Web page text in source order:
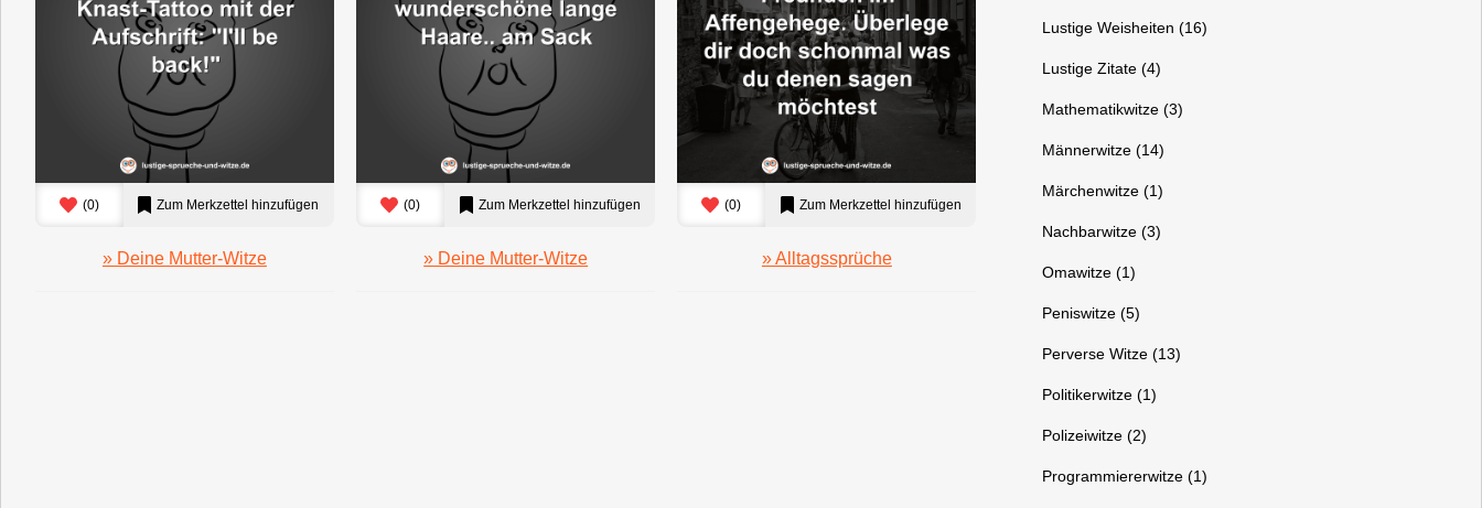
(0) Zum Merkzettel hinzufügen
» Deine Mutter-Witze
(0) Zum Merkzettel hinzufügen
» Deine Mutter-Witze
(0) Zum Merkzettel hinzufügen
» Alltagssprüche
Lustige Weisheiten (16)
Lustige Zitate (4)
Mathematikwitze (3)
Männerwitze (14)
Märchenwitze (1)
Nachbarwitze (3)
Omawitze (1)
Peniswitze (5)
Perverse Witze (13)
Politikerwitze (1)
Polizeiwitze (2)
Programmiererwitze (1)